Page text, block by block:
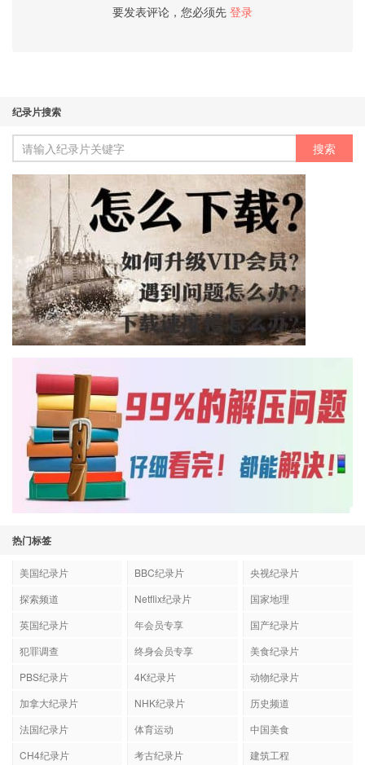
要发表评论，您必须先 登录
纪录片搜索
热门标签
美国纪录片 BBC纪录片
央视纪录片
探索频道
Netflix纪录片
国家地理
英国纪录片
年会员专享
国产纪录片
犯罪调查
终身会员专享
美食纪录片
PBS纪录片
4K纪录片
动物纪录片
加拿大纪录片
NHK纪录片
历史频道
法国纪录片
体育运动
中国美食
CH4纪录片
考古纪录片
建筑工程